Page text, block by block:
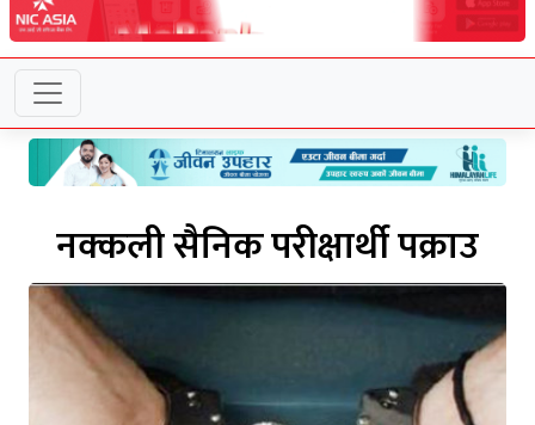
नक्कली सैनिक परीक्षार्थी पक्राउ